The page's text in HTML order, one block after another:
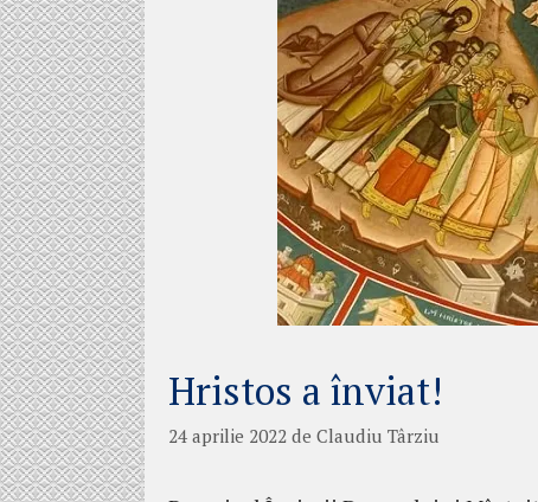
Hristos a înviat!
24 aprilie 2022 de Claudiu Târziu